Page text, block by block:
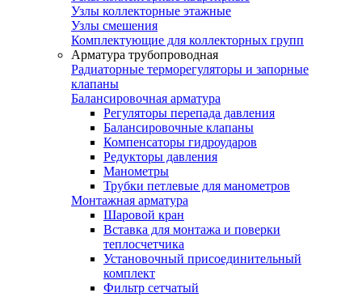
Узлы коллекторные этажные
Узлы смешения
Комплектующие для коллекторных групп
Арматура трубопроводная
Радиаторные терморегуляторы и запорные
клапаны
Балансировочная арматура
Регуляторы перепада давления
Балансировочные клапаны
Компенсаторы гидроударов
Редукторы давления
Манометры
Трубки петлевые для манометров
Монтажная арматура
Шаровой кран
Вставка для монтажа и поверки
теплосчетчика
Установочный присоединительный
комплект
Фильтр сетчатый